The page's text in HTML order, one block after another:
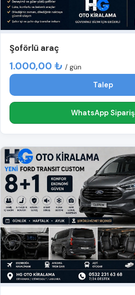
Şoförlü araç
1.000,00 ₺ / gün
Talep
WhatsApp Sipariş